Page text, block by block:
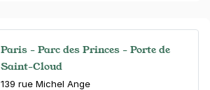
Paris - Parc des Princes - Porte de
Saint-Cloud
139 rue Michel Ange